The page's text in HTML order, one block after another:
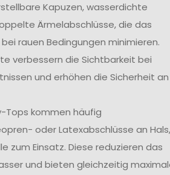
Kapuzen, wasserdichte
Ärmelabschlüsse, die das
rauen Bedingungen minimieren.
verbessern die Sichtbarkeit bei
und erhöhen die Sicherheit an
Tops kommen häufig
oder Latexabschlüsse an Hals,
zum Einsatz. Diese reduzieren das
und bieten gleichzeitig